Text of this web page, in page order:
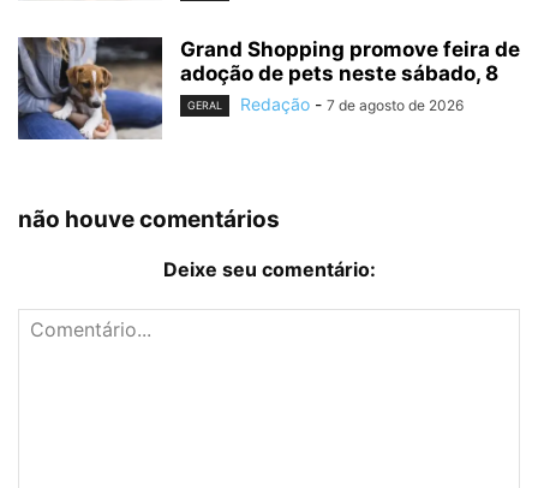
Grand Shopping promove feira de
adoção de pets neste sábado, 8
GERAL Redação - 7 de agosto de 2026
não houve comentários
Deixe seu comentário: